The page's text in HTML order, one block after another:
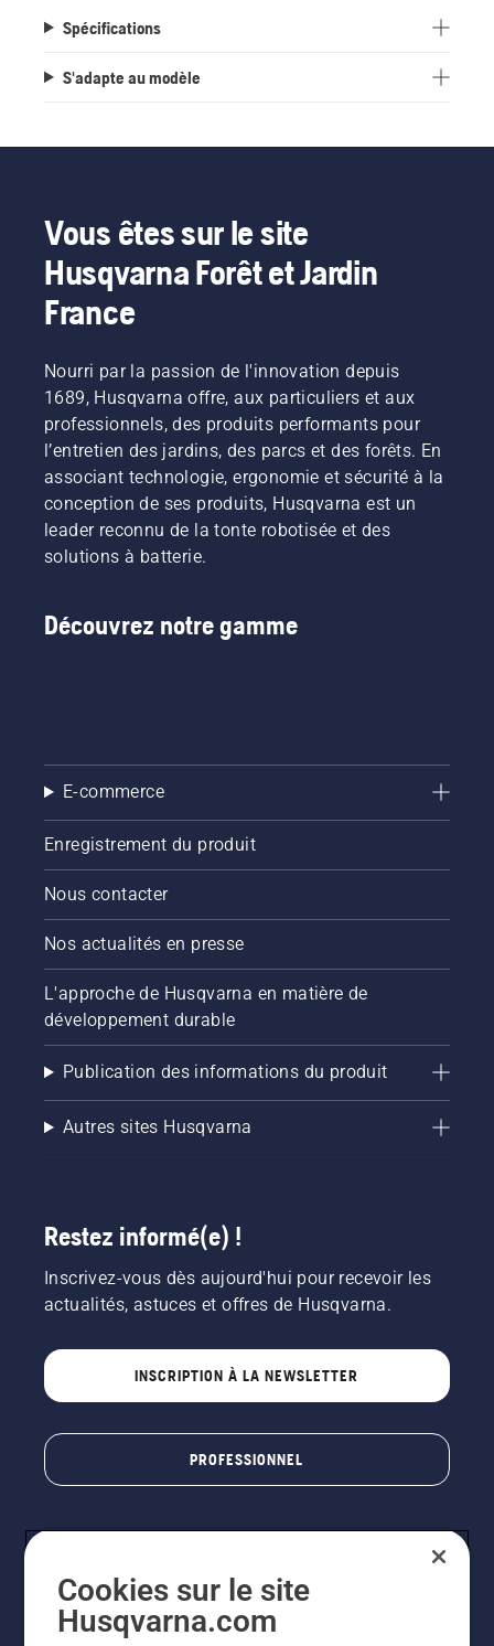
Spécifications
S'adapte au modèle
Vous êtes sur le site
Husqvarna Forêt et Jardin
France
Nourri par la passion de l'innovation depuis
1689, Husqvarna offre, aux particuliers et aux
professionnels, des produits performants pour
l’entretien des jardins, des parcs et des forêts. En
associant technologie, ergonomie et sécurité à la
conception de ses produits, Husqvarna est un
leader reconnu de la tonte robotisée et des
solutions à batterie.
Découvrez notre gamme
E-commerce
Enregistrement du produit
Nous contacter
Nos actualités en presse
L'approche de Husqvarna en matière de
développement durable
Publication des informations du produit
Autres sites Husqvarna
Restez informé(e) !
Inscrivez-vous dès aujourd'hui pour recevoir les
actualités, astuces et offres de Husqvarna.
INSCRIPTION À LA NEWSLETTER
PROFESSIONNEL
Cookies sur le site
Husqvarna.com